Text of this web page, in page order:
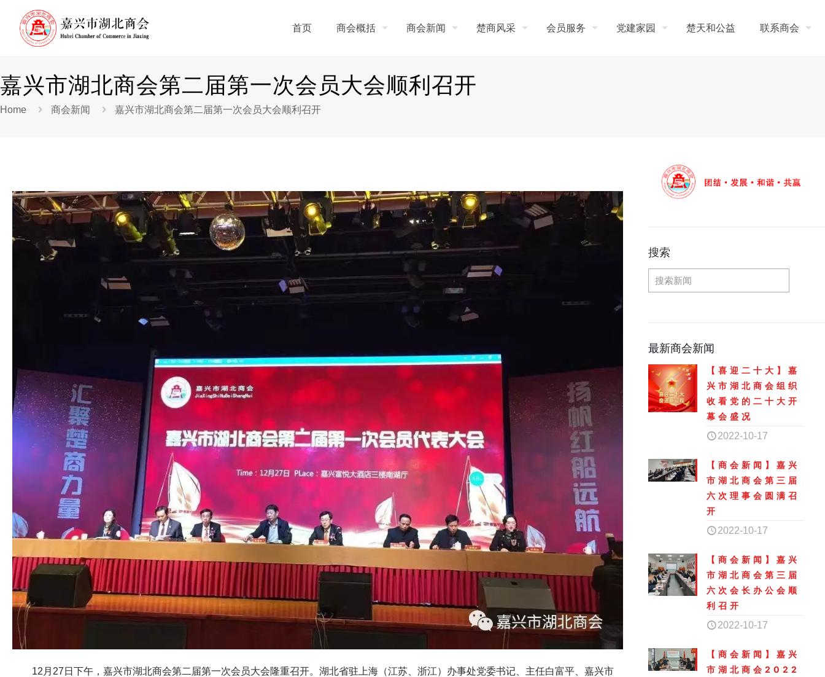
首页 商会概括 商会新闻 楚商风采 会员服务 党建家园 楚天和公益 联系商会
嘉兴市湖北商会第二届第一次会员大会顺利召开
Home 商会新闻 嘉兴市湖北商会第二届第一次会员大会顺利召开
12月27日下午，嘉兴市湖北商会第二届第一次会员大会隆重召开。湖北省驻上海（江苏、浙江）办事处党委书记、主任白富平、嘉兴市
搜索
最新商会新闻
【喜迎二十大】嘉
兴市湖北商会组织
收看党的二十大开
幕会盛况
2022-10-17
【商会新闻】嘉兴
市湖北商会第三届
六次理事会圆满召
开
2022-10-17
【商会新闻】嘉兴
市湖北商会第三届
六次会长办公会顺
利召开
2022-10-17
【商会新闻】嘉兴
市湖北商会2022